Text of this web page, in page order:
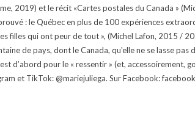
2019) et le récit «Cartes postales du Canada »
: le Québec en plus de 100 expériences
filles qui ont peur de tout », (Michel Lafon, 2015 /
de pays, dont le Canada, qu'elle ne se lasse
d’abord pour le « ressentir » (et,
et TikTok: @mariejuliega. Sur Facebook: